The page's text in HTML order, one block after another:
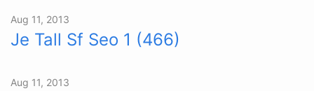
Aug 11, 2013
Je Tall Sf Seo 1 (466)
Aug 11, 2013